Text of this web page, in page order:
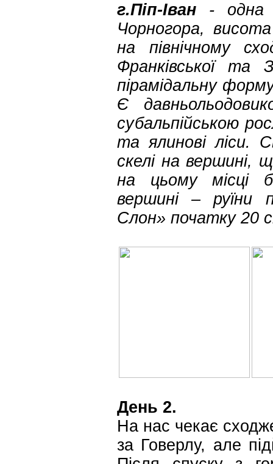
г.Піп-Іван - одна
Чорногора,
на північному
Франківської та
пірамідальну
Є
субальпійською
та ялинові ліси.
скелі на вершині,
на цьому місці
вершині – руїни
Слон» початку 20
День 2.
На нас чекає
за Говерлу, але